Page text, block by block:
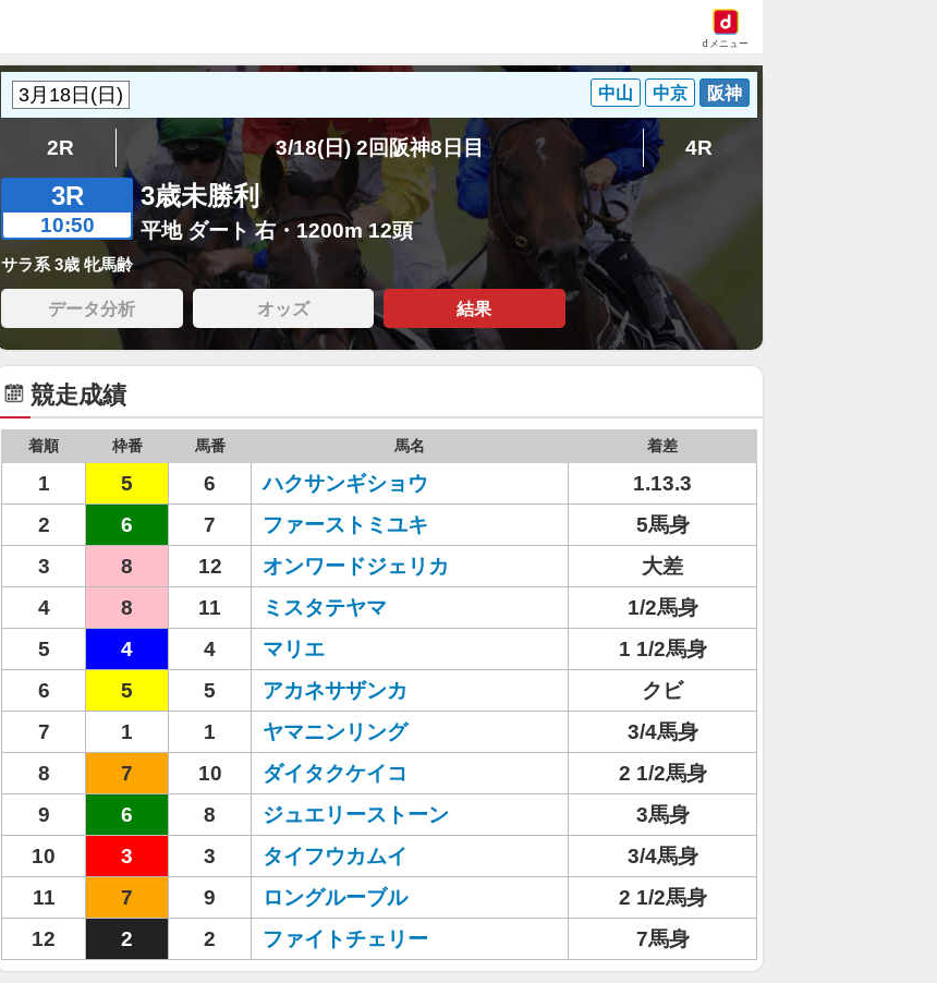
dメニュー
中山 中京 阪神
2R 3/18(日) 2回阪神8日目 4R
3R
10:50
3歳未勝利
平地 ダート 右・1200m 12頭
サラ系 3歳 牝馬齢
データ分析 オッズ 結果
競走成績
着順 枠番 馬番 馬名 着差
1 5 6 ハクサンギショウ
1.13.3
2
6 7 ファーストミユキ
5馬身
3
8 12 オンワードジェリカ
大差
4
8 11 ミスタテヤマ
1/2馬身
5
4 4 マリエ
1 1/2馬身
6
5 5 アカネサザンカ
クビ
7
1 1 ヤマニンリング
3/4馬身
8
7 10 ダイタクケイコ
2 1/2馬身
9
6 8 ジュエリーストーン
3馬身
10
3 3 タイフウカムイ
3/4馬身
11
7 9 ロングルーブル
2 1/2馬身
12
2 2 ファイトチェリー 7馬身